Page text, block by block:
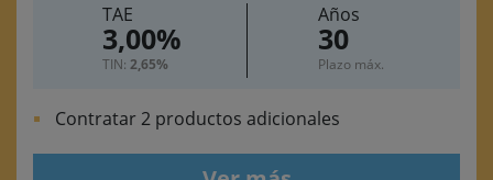
TAE
3,00%
TIN:2,65%
Años
30
Plazo máx.
Contratar 2 productos adicionales